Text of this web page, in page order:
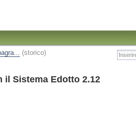
(storico)
il Sistema Edotto 2.12